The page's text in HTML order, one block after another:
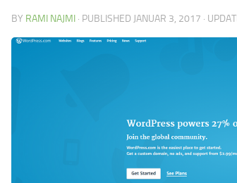
BY RAMI NAJMI · PUBLISHED JANUAR 3, 2017 ·